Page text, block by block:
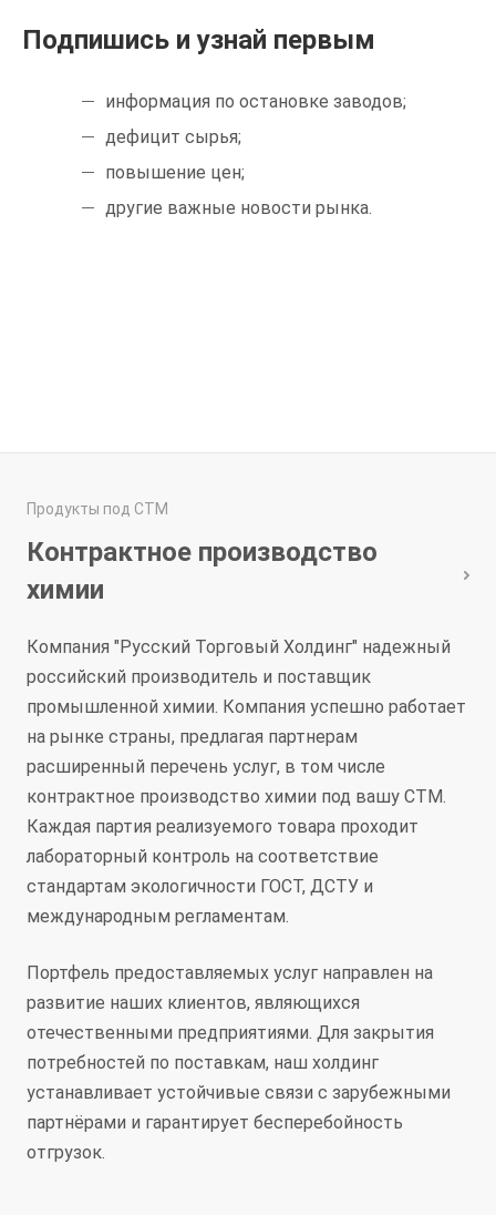
Подпишись и узнай первым
информация по остановке заводов;
дефицит сырья;
повышение цен;
другие важные новости рынка.
Продукты под СТМ
Контрактное производство
химии
Компания "Русский Торговый Холдинг" надежный
российский производитель и поставщик
промышленной химии. Компания успешно работает
на рынке страны, предлагая партнерам
расширенный перечень услуг, в том числе
контрактное производство химии под вашу СТМ.
Каждая партия реализуемого товара проходит
лабораторный контроль на соответствие
стандартам экологичности ГОСТ, ДСТУ и
международным регламентам.
Портфель предоставляемых услуг направлен на
развитие наших клиентов, являющихся
отечественными предприятиями. Для закрытия
потребностей по поставкам, наш холдинг
устанавливает устойчивые связи с зарубежными
партнёрами и гарантирует бесперебойность
отгрузок.